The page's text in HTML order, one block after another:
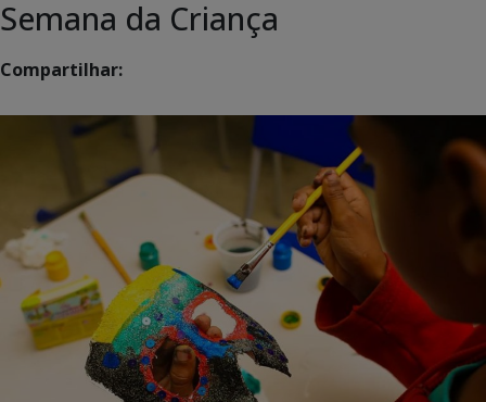
Semana da Criança
Compartilhar: